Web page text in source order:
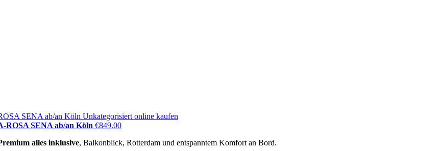
ROSA SENA ab/an Köln €849.00
alles inklusive, Balkonblick, Rotterdam und entspanntem Komfort an Bord.